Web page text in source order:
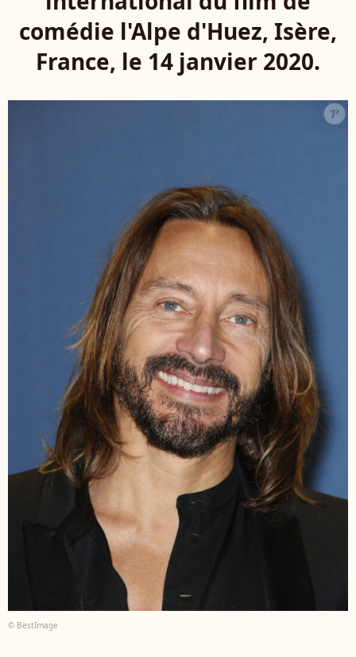
comédie l'Alpe d'Huez, Isère,
France, le 14 janvier 2020.
© BestImage